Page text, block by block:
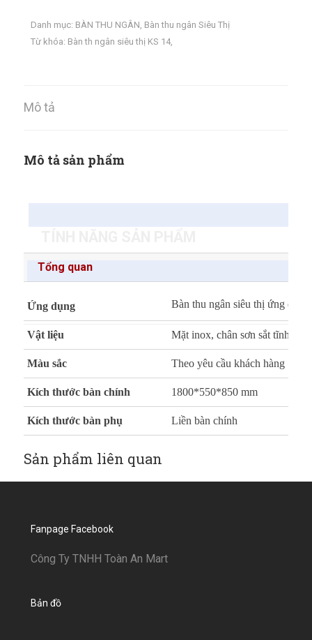
Danh mục: BÀN THU NGÂN, Bàn thu ngân Siêu Thị
Từ khóa: Bàn th ngân siêu thị KS 14,
Mô tả
Mô tả sản phẩm
Tổng quan
Ứng dụng Bàn thu ngân siêu thị ứng
Vật liệu Mặt inox, chân sơn sắt tĩnh
Màu sắc Theo yêu cầu khách hàng
Kích thước bàn chính 1800*550*850 mm
Kích thước bàn phụ Liền bàn chính
Sản phẩm liên quan
Fanpage Facebook
Công Ty TNHH Toàn An Mart
Bản đồ